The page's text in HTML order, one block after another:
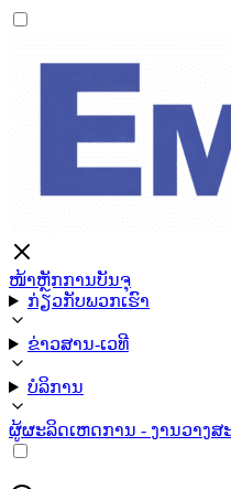
ໜ້າຫຼັກການບັນຈຸ
ກ່ຽວກັບພວກເຮົາ
ຂ່າວສານ-ເວທີ
ບໍລິການ
ຜູ້ຜະລິດເຫດການ - ງານວາງສ